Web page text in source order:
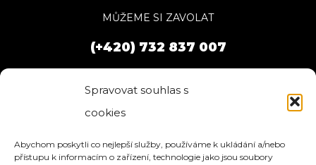
Spravovat souhlas s
cookies
Abychom poskytli co nejlepší služby, používáme k ukládání a/nebo
přístupu k informacím o zařízení, technologie jako jsou soubory
MŮŽEME SI ZAVOLAT
(+420) 732 837 007